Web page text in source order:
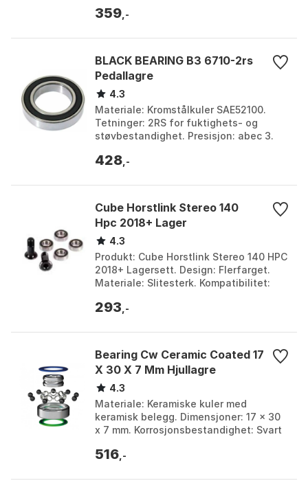
359 ,-
BLACK BEARING B3 6710-2rs
Pedallagre
4.3
Materiale: Kromstålkuler SAE52100.
Tetninger: 2RS for fuktighets- og
støvbestandighet. Presisjon: abec 3.
Silver. Størrelse: O...
428 ,-
Cube Horstlink Stereo 140
Hpc 2018+ Lager
4.3
Produkt: Cube Horstlink Stereo 140 HPC
2018+ Lagersett. Design: Flerfarget.
Materiale: Slitesterk. Kompatibilitet:
Farge: M...
293 ,-
Bearing Cw Ceramic Coated 17
X 30 X 7 Mm Hjullagre
4.3
Materiale: Keramiske kuler med
keramisk belegg. Dimensjoner: 17 x 30
x 7 mm. Korrosjonsbestandighet: Svart
korrosjonsbestandighet. L...
516 ,-